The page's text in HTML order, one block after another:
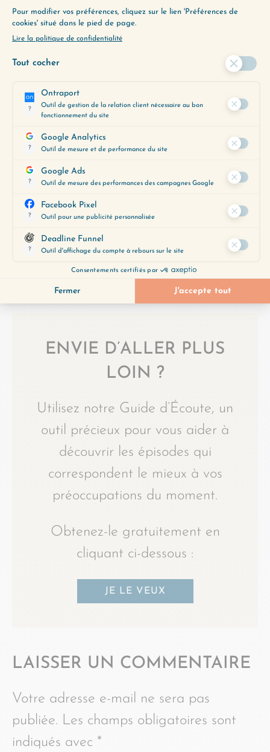
vais jamais les atteindre ?”. Imaginer sa vie
rêvée peut faire peur : on pense…
TOUS LES ÉPISODES
ENVIE D’ALLER PLUS
LOIN ?
Utilisez notre Guide d’Écoute, un
outil précieux pour vous aider à
découvrir les épisodes qui
correspondent le mieux à vos
préoccupations du moment.
Obtenez-le gratuitement en
cliquant ci-dessous :
JE LE VEUX
LAISSER UN COMMENTAIRE
Votre adresse e-mail ne sera pas
publiée. Les champs obligatoires sont
indiqués avec *